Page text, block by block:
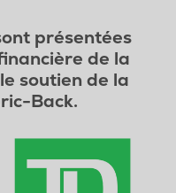
présentées
de la
soutien de la
Back.